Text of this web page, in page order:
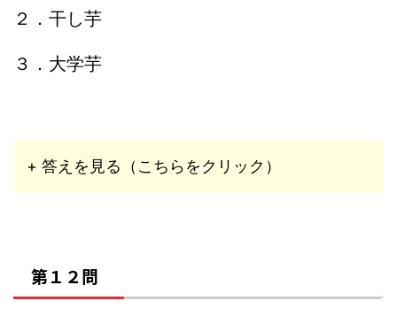
２．干し芋
３．大学芋
+ 答えを見る（こちらをクリック）
第１２問